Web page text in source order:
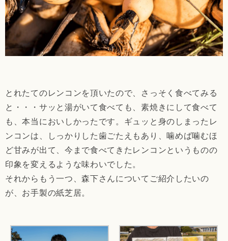
とれたてのレンコンを頂いたので、さっそく食べてみる
と・・・サッと湯がいて食べても、素焼きにして食べて
も、本当においしかったです。ギュッと身のしまったレ
ンコンは、しっかりした歯ごたえもあり、噛めば噛むほ
ど甘みが出て、今まで食べてきたレンコンというものの
印象を変えるような味わいでした。
それからもう一つ、森下さんについてご紹介したいの
が、お手製の紙芝居。